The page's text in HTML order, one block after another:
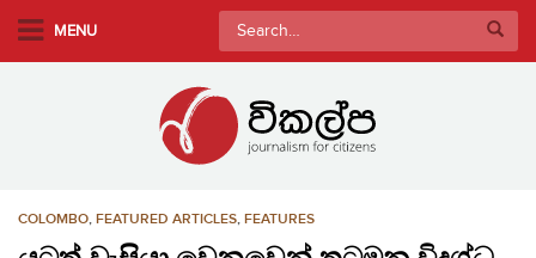
MENU
Search
for:
COLOMBO, FEATURED ARTICLES, FEATURES